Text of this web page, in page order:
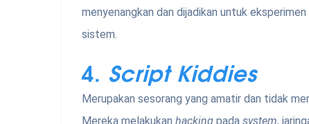
menyenangkan dan dijadikan untuk
sistem.
4. Script Kiddies
Merupakan sesorang yang amatir dan tidak
Mereka melakukan hacking pada system,